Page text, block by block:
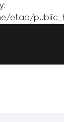
etap/